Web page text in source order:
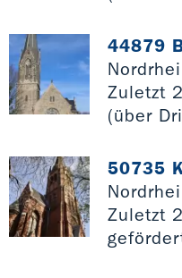
44879
Zuletzt
(über
50735
Zuletzt